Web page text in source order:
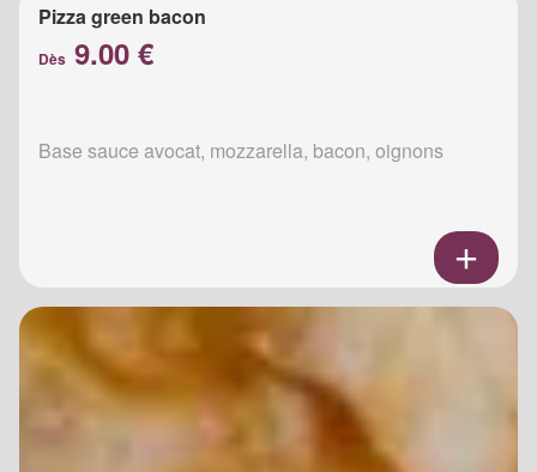
Pizza green bacon
Dès 9.00 €
Base sauce avocat, mozzarella, bacon, oignons